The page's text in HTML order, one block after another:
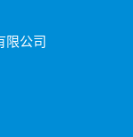
限公司